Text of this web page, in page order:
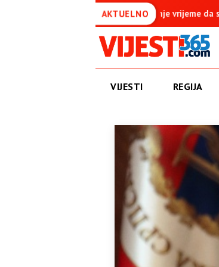
AKTUELNO
da se okonča najdugovječniji protektorat u Evropi
VIJESTI REGIJA